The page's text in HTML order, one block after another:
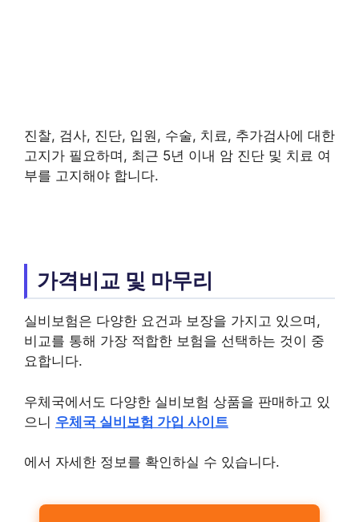
진찰, 검사, 진단, 입원, 수술, 치료, 추가검사에 대한
고지가 필요하며, 최근 5년 이내 암 진단 및 치료 여
부를 고지해야 합니다.
가격비교 및 마무리
실비보험은 다양한 요건과 보장을 가지고 있으며,
비교를 통해 가장 적합한 보험을 선택하는 것이 중
요합니다.
우체국에서도 다양한 실비보험 상품을 판매하고 있
으니 우체국 실비보험 가입 사이트
에서 자세한 정보를 확인하실 수 있습니다.